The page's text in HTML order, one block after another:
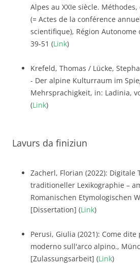
Alpes au XXIe siècle.
(= Actes de la conférence
scientifique), Région Autonome
39-51 (Link)
Krefeld, Thomas / Lücke,
- Der alpine Kulturraum im
Mehrsprachigkeit, in: Ladinia,
(Link)
Lavurs da finiziun
Zacherl, Florian (2022):
traditioneller Lexikographie –
Romanischen Etymologischen
[Dissertation] (Link)
Perusi, Giulia (2021): Come dite
moderno sull'arco alpino.,
[Zulassungsarbeit] (Link)